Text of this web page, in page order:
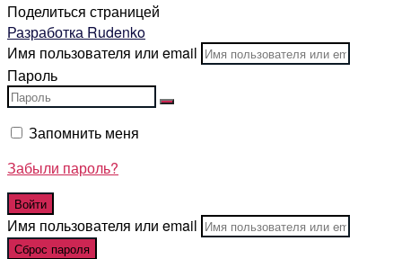
Поделиться страницей
Разработка Rudenko
Имя пользователя или email
Пароль
Запомнить меня
Забыли пароль?
Имя пользователя или email